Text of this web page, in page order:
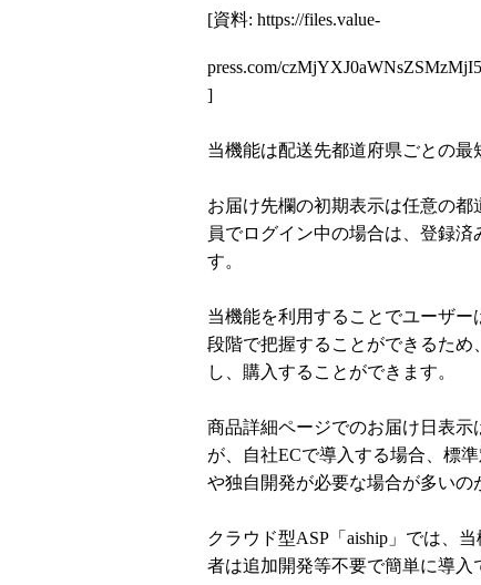
[資料: https://files.value-
press.com/
]
当機能は配送先都道府県ごとの最
お届け先欄の初期表示は任意の
員でログイン中の場合は、登録
す。
当機能を利用することでユーザ
段階で把握することができるた
し、購入することができます。
商品詳細ページでのお届け日表
が、自社ECで導入する場合、標
や独自開発が必要な場合が多いの
クラウド型ASP「aiship」では、
者は追加開発等不要で簡単に導入